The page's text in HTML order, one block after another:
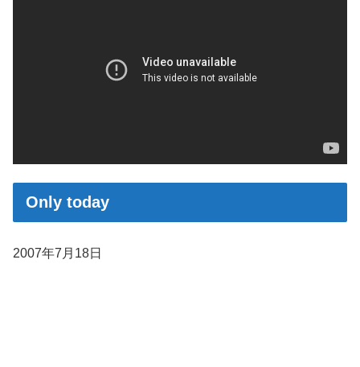
Only today
2007年7月18日